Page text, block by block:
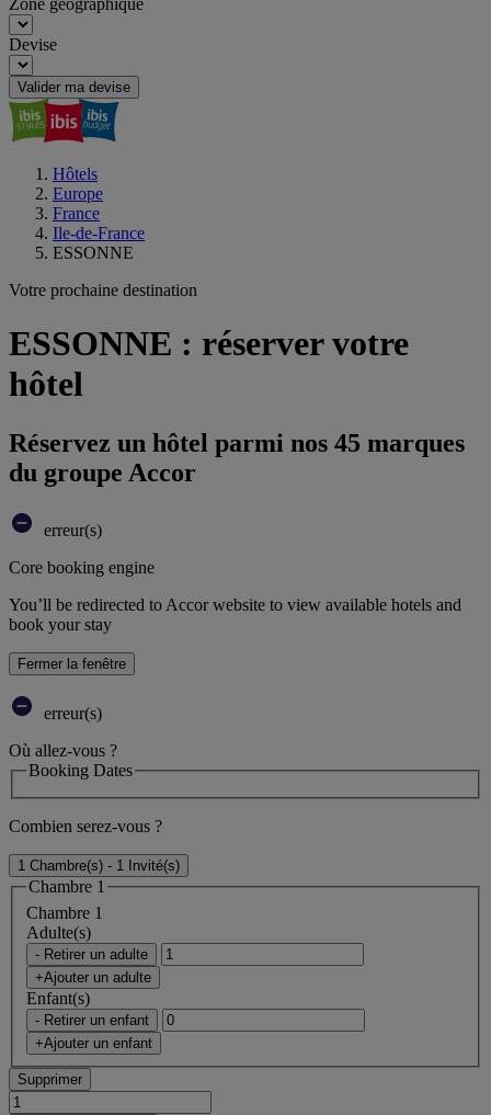
Zone géographique
Devise
Valider ma devise
Hôtels
Europe
France
Ile-de-France
ESSONNE
Votre prochaine destination
ESSONNE : réserver votre
hôtel
Réservez un hôtel parmi nos 45 marques
du groupe Accor
erreur(s)
Core booking engine
You’ll be redirected to Accor website to view available hotels and
book your stay
Fermer la fenêtre
erreur(s)
Où allez-vous ?
Booking Dates
Combien serez-vous ?
1 Chambre(s) - 1 Invité(s)
Chambre 1
Chambre 1
Adulte(s)
- Retirer un adulte
+Ajouter un adulte
Enfant(s)
- Retirer un enfant
+Ajouter un enfant
Supprimer